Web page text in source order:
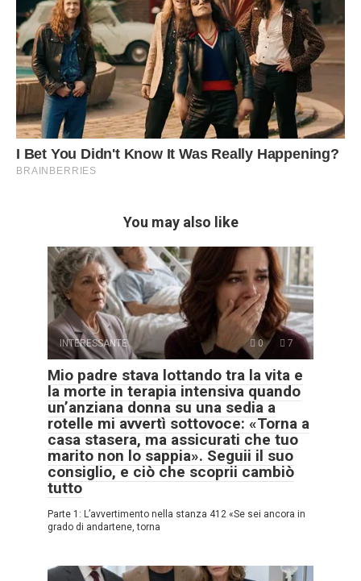
You may also like
INTERESSANTE 0 7
Mio padre stava lottando tra la vita e
la morte in terapia intensiva quando
un’anziana donna su una sedia a
rotelle mi avvertì sottovoce: «Torna a
casa stasera, ma assicurati che tuo
marito non lo sappia». Seguii il suo
consiglio, e ciò che scoprii cambiò
tutto
Parte 1: L’avvertimento nella stanza 412 «Se sei ancora in
grado di andartene, torna